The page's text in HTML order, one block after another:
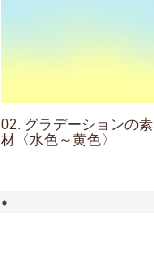
02. グラデーションの素
材〈水色～黄色〉